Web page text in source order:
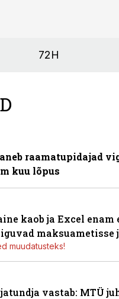
72H
raamatupidajad
kuu lõpus
kaob ja Excel enam
maksuametisse
muudatusteks!
vastab: MTÜ